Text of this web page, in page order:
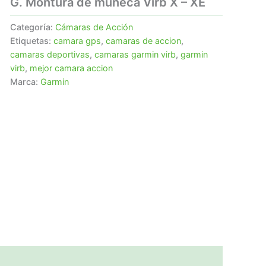
Categoría: Cámaras de Acción
Etiquetas: camara gps, camaras de accion,
camaras deportivas, camaras garmin virb, garmin
virb, mejor camara accion
Marca: Garmin